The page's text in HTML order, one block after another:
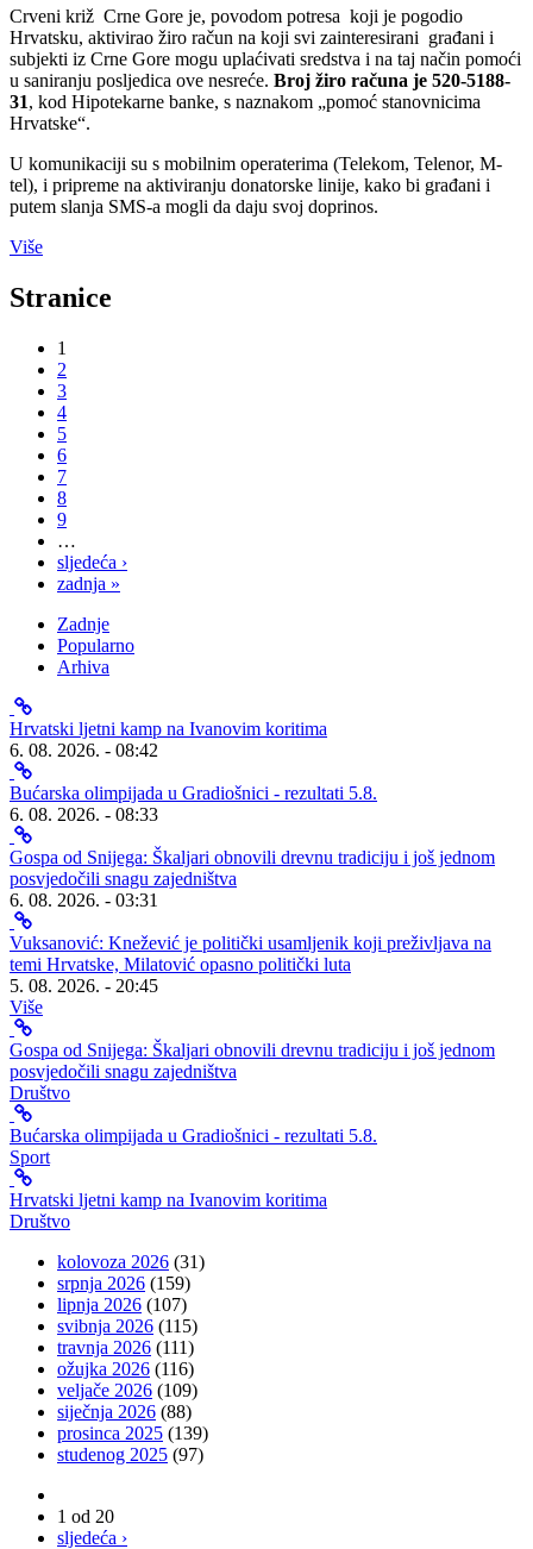
Crveni križ Crne Gore je, povodom potresa koji je pogodio
Hrvatsku, aktivirao žiro račun na koji svi zainteresirani građani i
subjekti iz Crne Gore mogu uplaćivati sredstva i na taj način pomoći
u saniranju posljedica ove nesreće. Broj žiro računa je 520-5188-
31, kod Hipotekarne banke, s naznakom „pomoć stanovnicima
Hrvatske“.
U komunikaciji su s mobilnim operaterima (Telekom, Telenor, M-
tel), i pripreme na aktiviranju donatorske linije, kako bi građani i
putem slanja SMS-a mogli da daju svoj doprinos.
Više
Stranice
1
2
3
4
5
6
7
8
9
…
sljedeća ›
zadnja »
Zadnje
Popularno
Arhiva
Hrvatski ljetni kamp na Ivanovim koritima
6. 08. 2026. - 08:42
Bućarska olimpijada u Gradiošnici - rezultati 5.8.
6. 08. 2026. - 08:33
Gospa od Snijega: Škaljari obnovili drevnu tradiciju i još jednom
posvjedočili snagu zajedništva
6. 08. 2026. - 03:31
Vuksanović: Knežević je politički usamljenik koji preživljava na
temi Hrvatske, Milatović opasno politički luta
5. 08. 2026. - 20:45
Više
Gospa od Snijega: Škaljari obnovili drevnu tradiciju i još jednom
posvjedočili snagu zajedništva
Društvo
Bućarska olimpijada u Gradiošnici - rezultati 5.8.
Sport
Hrvatski ljetni kamp na Ivanovim koritima
Društvo
kolovoza 2026 (31)
srpnja 2026 (159)
lipnja 2026 (107)
svibnja 2026 (115)
travnja 2026 (111)
ožujka 2026 (116)
veljače 2026 (109)
siječnja 2026 (88)
prosinca 2025 (139)
studenog 2025 (97)
1 od 20
sljedeća ›